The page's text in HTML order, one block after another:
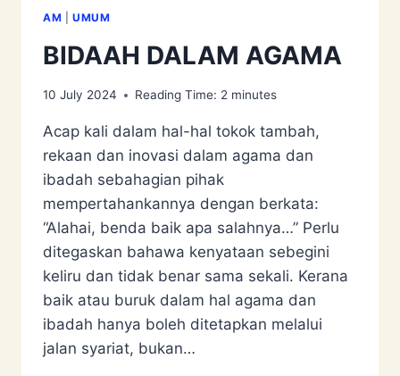
AM UMUM
BIDAAH DALAM AGAMA
10 July 2024 Reading Time: 2 minutes
Acap kali dalam hal-hal tokok tambah,
rekaan dan inovasi dalam agama dan
ibadah sebahagian pihak
mempertahankannya dengan berkata:
“Alahai, benda baik apa salahnya…” Perlu
ditegaskan bahawa kenyataan sebegini
keliru dan tidak benar sama sekali. Kerana
baik atau buruk dalam hal agama dan
ibadah hanya boleh ditetapkan melalui
jalan syariat, bukan…